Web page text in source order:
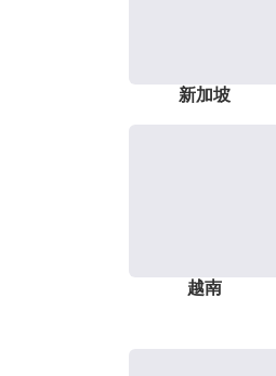
新加坡
越南